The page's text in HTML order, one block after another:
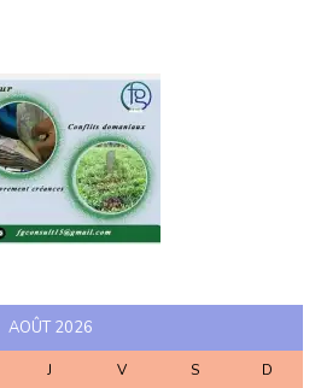
AOÛT 2026
J V S D